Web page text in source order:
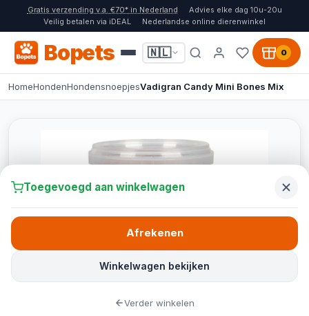
Gratis verzending v.a. €70* in Nederland
Advies elke dag 10u-20u
Veilig betalen via iDEAL
Nederlandse online dierenwinkel
Bopets 🇳🇱 0
HomeHondenHondensnoepjesVadigran Candy Mini Bones Mix
Toegevoegd aan winkelwagen
Winkelwagen bekijken
Afrekenen
Verder winkelen